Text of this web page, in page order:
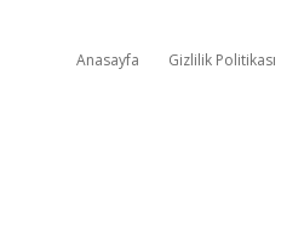
Anasayfa Gizlilik Politikası